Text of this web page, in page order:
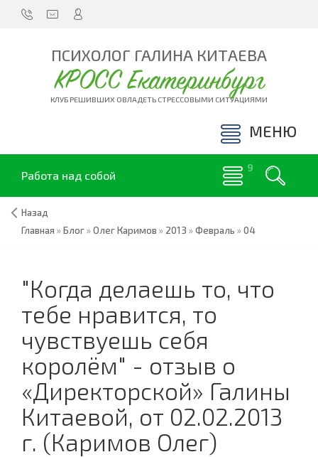
ПСИХОЛОГ ГАЛИНА КИТАЕВА
КРОСС Екатеринбург
КЛУБ РЕШИВШИХ ОВЛАДЕТЬ СТРЕССОВЫМИ СИТУАЦИЯМИ
МЕНЮ
Работа над собой
Назад
Главная »Блог»Олег Каримов » 2013 »Февраль »04
"Когда делаешь то, что
тебе нравится, то
чувствуешь себя
королём" - отзыв о
«Директорской» Галины
Китаевой, от 02.02.2013
г. (Каримов Олег)